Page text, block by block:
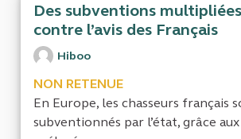
Des subventions
contre l’avis des Français
Hiboo
NON RETENUE
En Europe, les chasseurs français
subventionnés par l’état, grâce